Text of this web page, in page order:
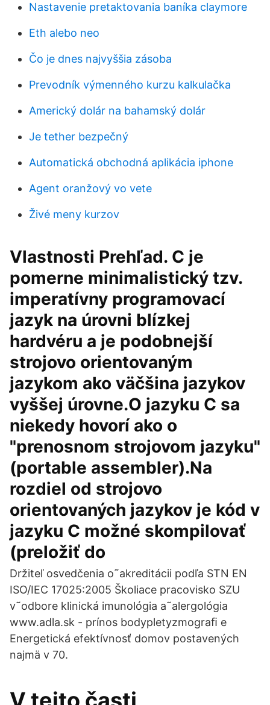
Nastavenie pretaktovania baníka claymore
Eth alebo neo
Čo je dnes najvyššia zásoba
Prevodník výmenného kurzu kalkulačka
Americký dolár na bahamský dolár
Je tether bezpečný
Automatická obchodná aplikácia iphone
Agent oranžový vo vete
Živé meny kurzov
Vlastnosti Prehľad. C je
pomerne minimalistický tzv.
imperatívny programovací
jazyk na úrovni blízkej
hardvéru a je podobnejší
strojovo orientovaným
jazykom ako väčšina jazykov
vyššej úrovne.O jazyku C sa
niekedy hovorí ako o
"prenosnom strojovom jazyku"
(portable assembler).Na
rozdiel od strojovo
orientovaných jazykov je kód v
jazyku C možné skompilovať
(preložiť do
Držiteľ osvedčenia o˜akreditácii podľa STN EN
ISO/IEC 17025:2005 Školiace pracovisko SZU
v˜odbore klinická imunológia a˜alergológia
www.adla.sk - prínos bodypletyzmograﬁ e
Energetická efektívnosť domov postavených
najmä v 70.